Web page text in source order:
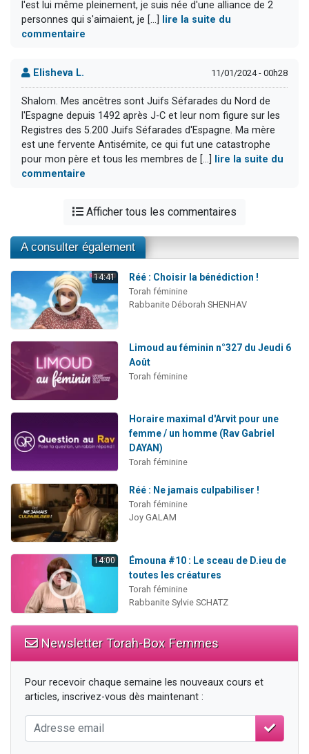
l'est lui même pleinement, je suis née d'une alliance de 2
personnes qui s'aimaient, je [...]
lire la suite du
commentaire
Elisheva L. 11/01/2024 - 00h28
Shalom. Mes ancêtres sont Juifs Séfarades du Nord de
l'Espagne depuis 1492 après J-C et leur nom figure sur les
Registres des 5.200 Juifs Séfarades d'Espagne. Ma mère
est une fervente Antisémite, ce qui fut une catastrophe
pour mon père et tous les membres de [...]
lire la suite du
commentaire
Afficher tous les commentaires
A consulter également
14:41 Réé : Choisir la bénédiction !
Torah féminine
Rabbanite Déborah SHENHAV
Limoud au féminin n°327 du Jeudi 6
Août
Torah féminine
Horaire maximal d'Arvit pour une
femme / un homme (Rav Gabriel
DAYAN)
Torah féminine
Réé : Ne jamais culpabiliser !
Torah féminine
Joy GALAM
14:00
Émouna #10 : Le sceau de D.ieu de
toutes les créatures
Torah féminine
Rabbanite Sylvie SCHATZ
Newsletter Torah-Box Femmes
Pour recevoir chaque semaine les nouveaux cours et
articles, inscrivez-vous dès maintenant :